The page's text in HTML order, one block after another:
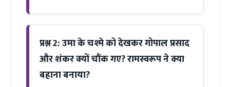
प्रश्न 2: उमा के चश्मे को देखकर गोपाल प्रसाद
और शंकर क्यों चौंक गए? रामस्वरूप ने क्या
बहाना बनाया?